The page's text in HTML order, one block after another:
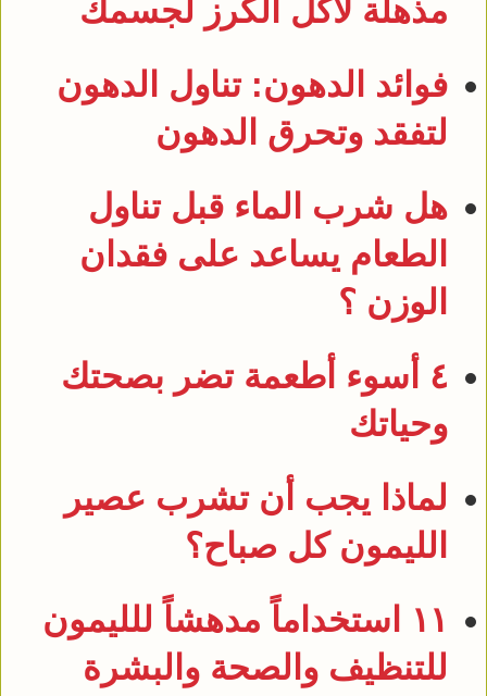
مذهلة لأكل الكرز لجسمك
فوائد الدهون: تناول الدهون
لتفقد وتحرق الدهون
هل شرب الماء قبل تناول
الطعام يساعد على فقدان
الوزن ؟
٤ أسوء أطعمة تضر بصحتك
وحياتك
لماذا يجب أن تشرب عصير
الليمون كل صباح؟
١١ استخداماً مدهشاً للليمون
للتنظيف والصحة والبشرة